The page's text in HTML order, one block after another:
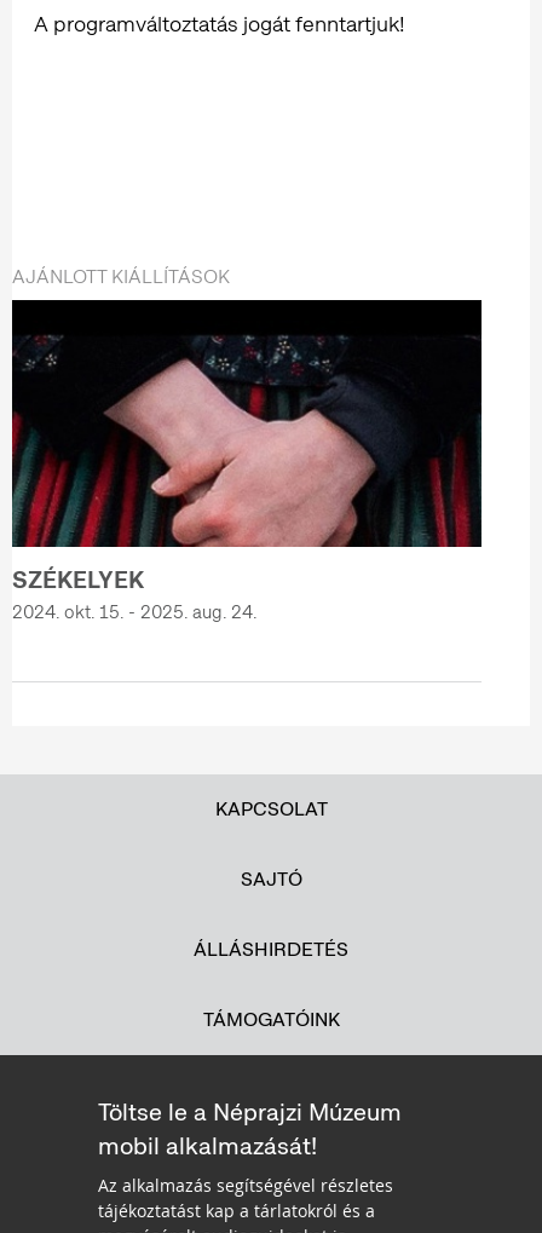
A programváltoztatás jogát fenntartjuk!
AJÁNLOTT KIÁLLÍTÁSOK
SZÉKELYEK
2024. okt. 15. - 2025. aug. 24.
KAPCSOLAT
SAJTÓ
ÁLLÁSHIRDETÉS
TÁMOGATÓINK
Töltse le a Néprajzi Múzeum
mobil alkalmazását!
Az alkalmazás segítségével részletes
tájékoztatást kap a tárlatokról és a